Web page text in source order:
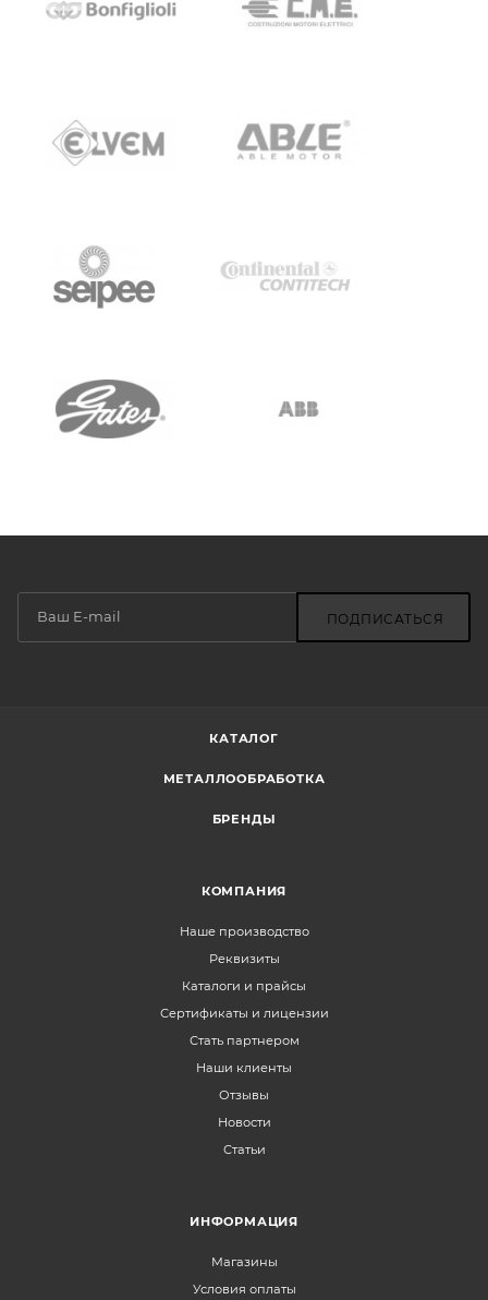
ПОДПИСАТЬСЯ
КАТАЛОГ
МЕТАЛЛООБРАБОТКА
БРЕНДЫ
КОМПАНИЯ
Наше производство
Реквизиты
Каталоги и прайсы
Сертификаты и лицензии
Стать партнером
Наши клиенты
Отзывы
Новости
Статьи
ИНФОРМАЦИЯ
Магазины
Условия оплаты